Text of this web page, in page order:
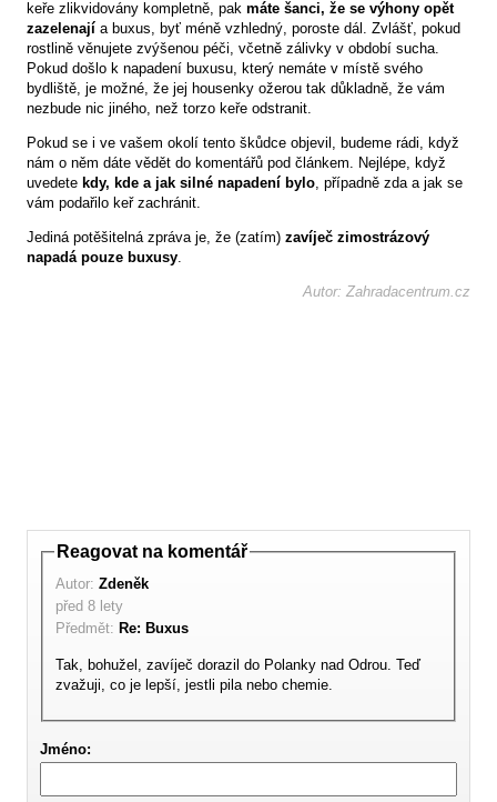
keře zlikvidovány kompletně, pak máte šanci, že se výhony opět
zazelenají a buxus, byť méně vzhledný, poroste dál. Zvlášť, pokud
rostlině věnujete zvýšenou péči, včetně zálivky v období sucha.
Pokud došlo k napadení buxusu, který nemáte v místě svého
bydliště, je možné, že jej housenky ožerou tak důkladně, že vám
nezbude nic jiného, než torzo keře odstranit.
Pokud se i ve vašem okolí tento škůdce objevil, budeme rádi, když
nám o něm dáte vědět do komentářů pod článkem. Nejlépe, když
uvedete kdy, kde a jak silné napadení bylo, případně zda a jak se
vám podařilo keř zachránit.
Jediná potěšitelná zpráva je, že (zatím) zavíječ zimostrázový
napadá pouze buxusy.
Autor: Zahradacentrum.cz
Reagovat na komentář
Autor: Zdeněk
před 8 lety
Předmět: Re: Buxus
Tak, bohužel, zavíječ dorazil do Polanky nad Odrou. Teď
zvažuji, co je lepší, jestli pila nebo chemie.
Jméno: